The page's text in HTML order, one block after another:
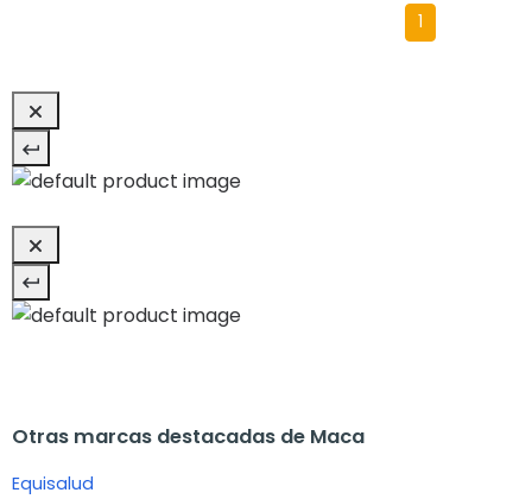
1
Otras marcas destacadas de Maca
Equisalud